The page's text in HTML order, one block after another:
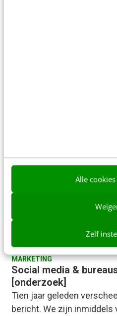
Alle
Zelf
Komala Mazerant
MARKETING
Social media &
[onderzoek]
Tien jaar geleden
bericht. We zijn inmiddels